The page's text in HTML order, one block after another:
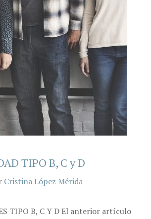
TIPO B, C y D
Cristina López Mérida
TIPO B, C Y D El anterior artículo